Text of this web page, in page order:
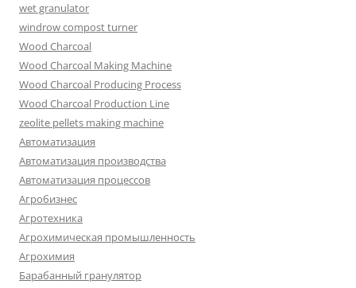
wet granulator
windrow compost turner
Wood Charcoal
Wood Charcoal Making Machine
Wood Charcoal Producing Process
Wood Charcoal Production Line
zeolite pellets making machine
Автоматизация
Автоматизация производства
Автоматизация процессов
Агробизнес
Агротехника
Агрохимическая промышленность
Агрохимия
Барабанный гранулятор